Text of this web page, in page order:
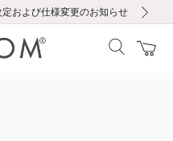
ービスのご案内
う集配への影響について
定および仕様変更のお知らせ
についてのご案内
最短24時間以内に発送
ントプレゼント！
クーポンプレゼント
ポイントプレゼント
ービスのご案内
う集配への影響について